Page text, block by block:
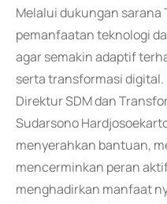
Melalui dukungan sarana
pemanfaatan teknologi
agar semakin adaptif
serta transformasi digital.
Direktur SDM dan
Sudarsono
menyerahkan bantuan,
mencerminkan peran
menghadirkan manfaat